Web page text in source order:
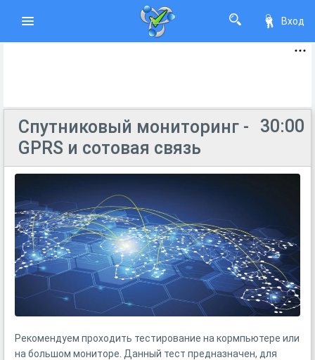
Вход
30:00
Спутниковый мониторинг -
GPRS и сотовая связь
Рекомендуем проходить тестирование на кормпьютере или
на большом мониторе. Данный тест предназначен, для